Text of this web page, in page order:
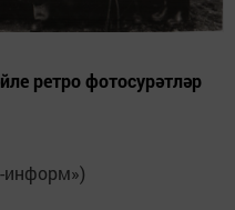
ретро фотосурәтләр
информ»)